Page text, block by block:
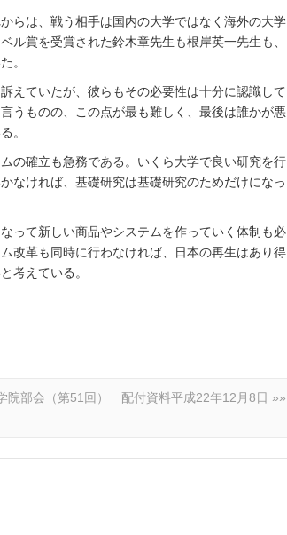
らは、戦う相手は国内の大学ではなく海外の大学
ル賞を受賞された鈴木章先生も根岸英一先生も、
。
えていたが、彼らもその必要性は十分に認識して
うものの、この点が最も難しく、最後は誰かが悪
。
の確立も急務である。いくら大学で良い研究を行
なければ、基礎研究は基礎研究のためだけになっ
って新しい商品やシステムを作っていく体制も必
改革も同時に行わなければ、日本の再生はあり得
考えている。
院部会（第51回） 配付資料平成22年12月8日 »»